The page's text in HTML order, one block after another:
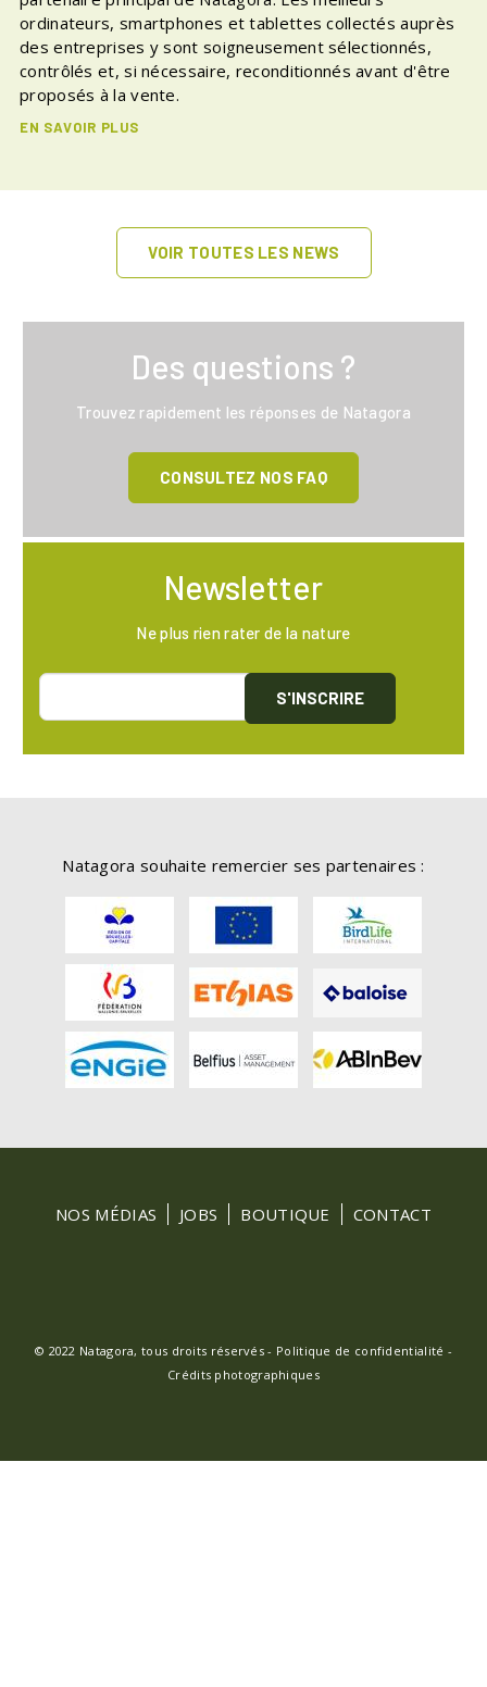
ordinateurs, smartphones et tablettes collectés auprès
des entreprises y sont soigneusement sélectionnés,
contrôlés et, si nécessaire, reconditionnés avant d'être
proposés à la vente.
EN SAVOIR PLUS
VOIR TOUTES LES NEWS
Des questions ?
Trouvez rapidement les réponses de Natagora
CONSULTEZ NOS FAQ
Newsletter
Ne plus rien rater de la nature
S'INSCRIRE
Natagora souhaite remercier ses partenaires :
FOOTER
MENU
NOS MÉDIAS JOBS BOUTIQUE CONTACT
© 2022 Natagora, tous droits réservés - Politique de confidentialité -
Crédits photographiques